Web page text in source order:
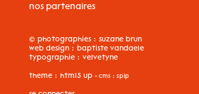
nos partenaires
© photographies : suzane brun
web design : baptiste vandaele
typographie : velvetyne
theme : html5 up - cms : spip